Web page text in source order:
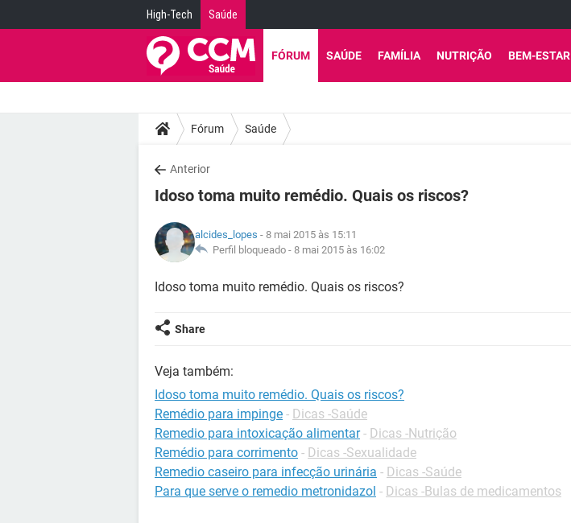
High-Tech Saúde
FÓRUM SAÚDE FAMÍLIA NUTRIÇÃO BEM-ESTAR
Fórum Saúde
Anterior
Idoso toma muito remédio. Quais os riscos?
alcides_lopes - 8 mai 2015 às 15:11
Perfil bloqueado - 8 mai 2015 às 16:02
Idoso toma muito remédio. Quais os riscos?
Share
Veja também:
Idoso toma muito remédio. Quais os riscos?
Remédio para impinge - Dicas -Saúde
Remedio para intoxicação alimentar - Dicas -Nutrição
Remédio para corrimento - Dicas -Sexualidade
Remedio caseiro para infecção urinária - Dicas -Saúde
Para que serve o remedio metronidazol - Dicas -Bulas de medicamentos